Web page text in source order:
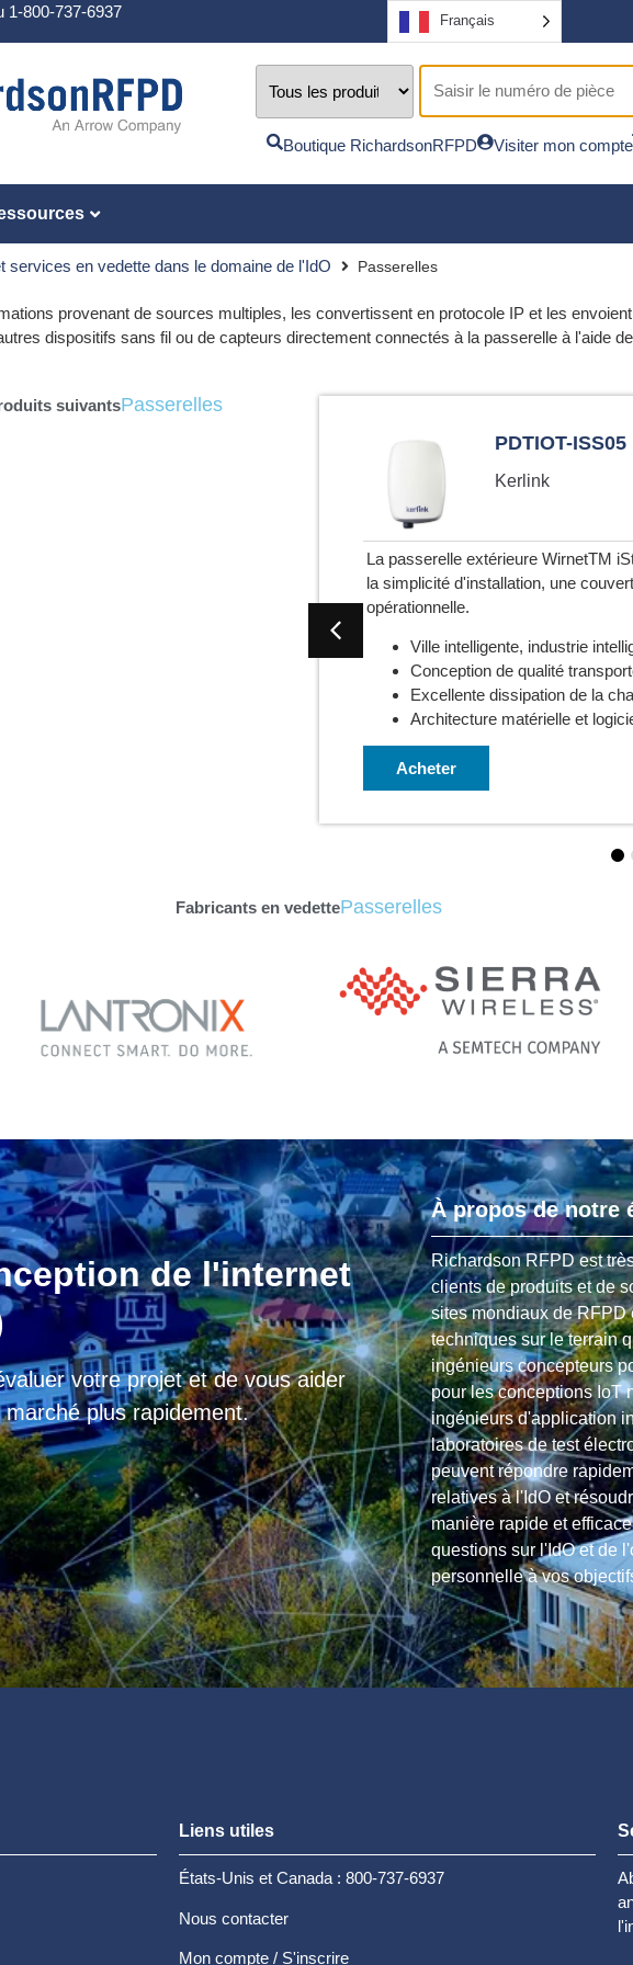
1-800-737-6937 Français
Boutique RichardsonRFPD Visiter mon compte
services en vedette dans le domaine de l'IdO Passerelles
provenant de sources multiples, les convertissent en protocole IP et les
dispositifs sans fil ou de capteurs directement connectés à la passerelle à l'aide
suivantsPasserelles
915 MHz. LoRaWAN® combine
PDTIOT-IFE04
Kerlink
La passerelle intérieure LoRaWAN®
charge les applications IoT
et/ou une densification du réseau.
Villes et bâtiments intelligents
Couverture supérieure
Excellence opérationnelle
Liaison interne 3G/4G
Acheter
Fabricants en vedettePasserelles
de l'internet
votre projet et de vous aider
plus rapidement.
À propos de notre
Richardson RFPD est
clients de produits et de
sites mondiaux de RFPD
techniques sur le terrain
ingénieurs concepteurs
pour les conceptions IoT
ingénieurs d'application
laboratoires de test
peuvent répondre
relatives à l'IdO et
manière rapide et
questions sur l'IdO et de
personnelle à vos
Liens utiles
États-Unis et Canada : 800-737-6937
Nous contacter
Mon compte / S'inscrire